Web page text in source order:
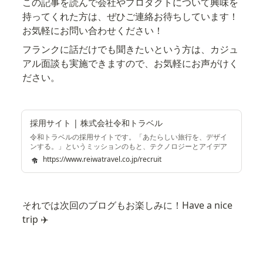
持ってくれた方は、ぜひご連絡お待ちしています！
お気軽にお問い合わせください！
フランクに話だけでも聞きたいという方は、カジュ
アル面談も実施できますので、お気軽にお声がけく
ださい。
採用サイト | 株式会社令和トラベル
令和トラベルの採用サイトです。「あたらしい旅行を、デザイ
ンする。」というミッションのもと、テクノロジーとアイデア
で、共に挑戦していく仲間を募集しています。
https://www.reiwatravel.co.jp/recruit
それでは次回のブログもお楽しみに！Have a nice
trip ✈️